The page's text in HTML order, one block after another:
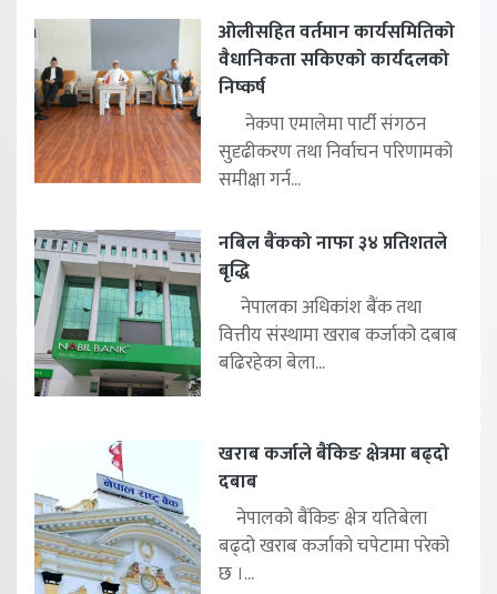
ओलीसहित वर्तमान कार्यसमितिको
वैधानिकता सकिएको कार्यदलको
निष्कर्ष
नेकपा एमालेमा पार्टी संगठन
सुदृढीकरण तथा निर्वाचन परिणामको
समीक्षा गर्न...
नबिल बैंकको नाफा ३४ प्रतिशतले
बृद्धि
नेपालका अधिकांश बैंक तथा
वित्तीय संस्थामा खराब कर्जाको दबाब
बढिरहेका बेला...
खराब कर्जाले बैंकिङ क्षेत्रमा बढ्दो
दबाब
नेपालको बैंकिङ क्षेत्र यतिबेला
बढ्दो खराब कर्जाको चपेटामा परेको
छ ।...